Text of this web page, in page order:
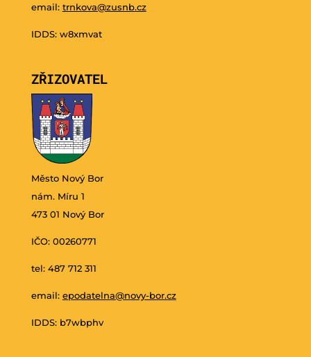
email: trnkova@zusnb.cz
IDDS: w8xmvat
ZŘIZOVATEL
Město Nový Bor
nám. Míru 1
473 01 Nový Bor
IČO: 00260771
tel: 487 712 311
email: epodatelna@novy-bor.cz
IDDS: b7wbphv